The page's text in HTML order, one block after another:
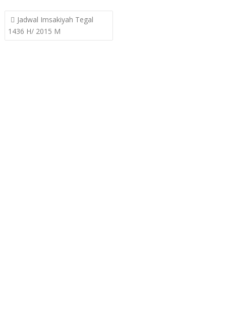
Post
navigation
Jadwal Imsakiyah Tegal
1436 H/ 2015 M